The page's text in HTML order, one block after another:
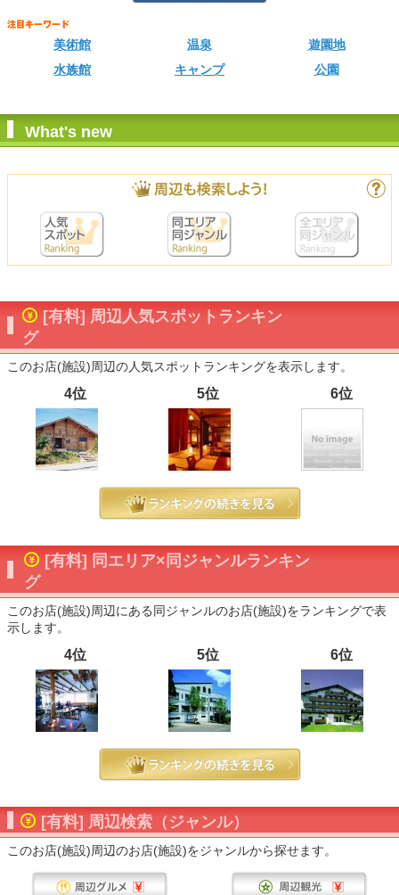
美術館 温泉
遊園地
水族館
キャンプ 公園
What's new
[有料] 周辺人気スポットランキン
グ
このお店(施設)周辺の人気スポットランキングを表示します。
4位 5位 6位
[有料] 同エリア×同ジャンルランキン
グ
このお店(施設)周辺にある同ジャンルのお店(施設)をランキングで表
示します。
4位 5位 6位
[有料] 周辺検索（ジャンル）
このお店(施設)周辺のお店(施設)をジャンルから探せます。